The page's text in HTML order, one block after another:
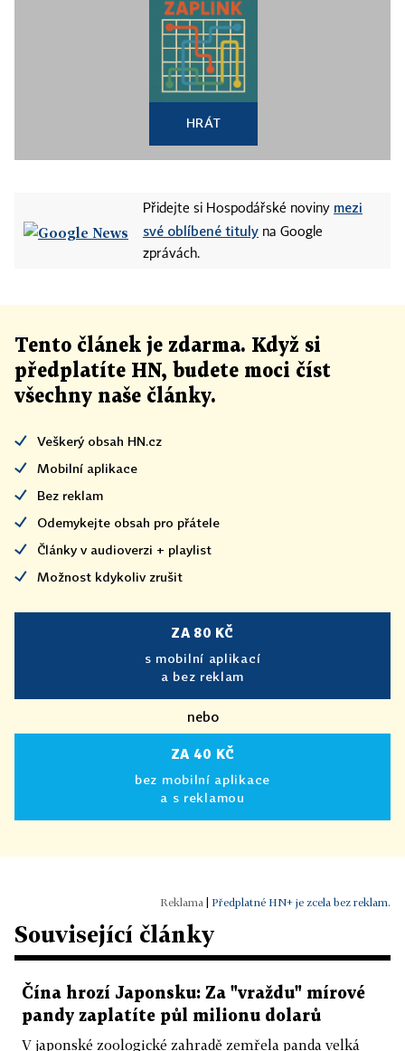
HRÁT
Přidejte si Hospodářské noviny mezi
své oblíbené tituly na Google
zprávách.
Tento článek je zdarma. Když si
předplatíte HN, budete moci číst
všechny naše články.
Veškerý obsah HN.cz
Mobilní aplikace
Bez reklam
Odemykejte obsah pro přátele
Články v audioverzi + playlist
Možnost kdykoliv zrušit
ZA 80 KČ
s mobilní aplikací
a bez reklam
nebo
ZA 40 KČ
bez mobilní aplikace
a s reklamou
Předplatné HN+ je zcela bez reklam.
Související články
Čína hrozí Japonsku: Za "vraždu" mírové
pandy zaplatíte půl milionu dolarů
V japonské zoologické zahradě zemřela panda velká